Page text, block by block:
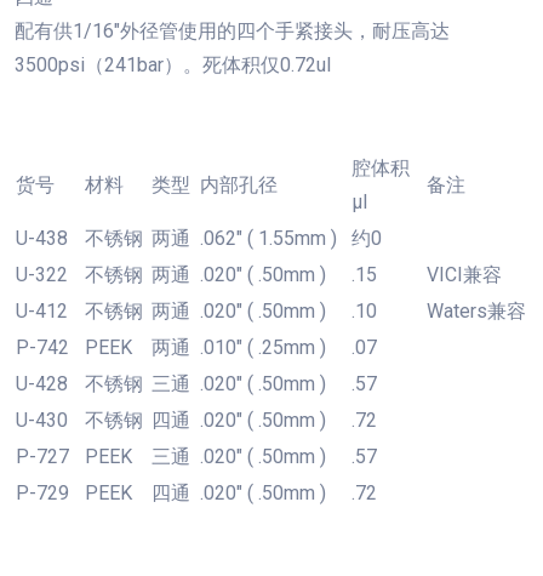
配有供1/16"外径管使用的四个手紧接头，耐压高达
3500psi（241bar）。死体积仅0.72ul
货号 材料 类型 内部孔径
腔体积
µl
备注
U-438 不锈钢 两通 .062″ ( 1.55mm ) 约0
U-322
不锈钢 两通 .020″ ( .50mm ) .15
VICI兼容
U-412
不锈钢 两通 .020″ ( .50mm ) .10
Waters兼容
P-742
PEEK 两通 .010″ ( .25mm )
.07
U-428
不锈钢 三通 .020″ ( .50mm )
.57
U-430
不锈钢 四通 .020″ ( .50mm )
.72
P-727
PEEK 三通 .020″ ( .50mm )
.57
P-729
PEEK 四通 .020″ ( .50mm ) .72